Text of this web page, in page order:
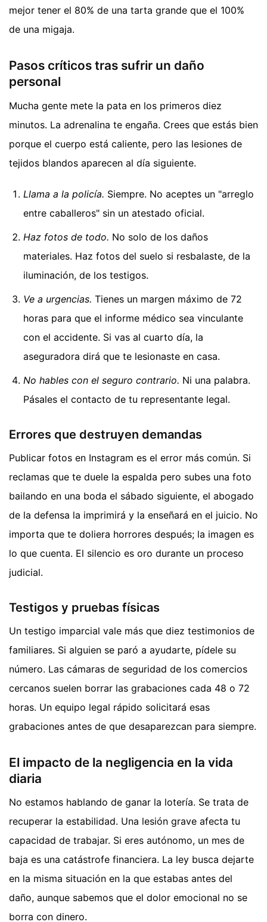
mejor tener el 80% de una tarta grande que el 100%
de una migaja.
Pasos críticos tras sufrir un daño
personal
Mucha gente mete la pata en los primeros diez
minutos. La adrenalina te engaña. Crees que estás bien
porque el cuerpo está caliente, pero las lesiones de
tejidos blandos aparecen al día siguiente.
Llama a la policía. Siempre. No aceptes un "arreglo
entre caballeros" sin un atestado oficial.
Haz fotos de todo. No solo de los daños
materiales. Haz fotos del suelo si resbalaste, de la
iluminación, de los testigos.
Ve a urgencias. Tienes un margen máximo de 72
horas para que el informe médico sea vinculante
con el accidente. Si vas al cuarto día, la
aseguradora dirá que te lesionaste en casa.
No hables con el seguro contrario. Ni una palabra.
Pásales el contacto de tu representante legal.
Errores que destruyen demandas
Publicar fotos en Instagram es el error más común. Si
reclamas que te duele la espalda pero subes una foto
bailando en una boda el sábado siguiente, el abogado
de la defensa la imprimirá y la enseñará en el juicio. No
importa que te doliera horrores después; la imagen es
lo que cuenta. El silencio es oro durante un proceso
judicial.
Testigos y pruebas físicas
Un testigo imparcial vale más que diez testimonios de
familiares. Si alguien se paró a ayudarte, pídele su
número. Las cámaras de seguridad de los comercios
cercanos suelen borrar las grabaciones cada 48 o 72
horas. Un equipo legal rápido solicitará esas
grabaciones antes de que desaparezcan para siempre.
El impacto de la negligencia en la vida
diaria
No estamos hablando de ganar la lotería. Se trata de
recuperar la estabilidad. Una lesión grave afecta tu
capacidad de trabajar. Si eres autónomo, un mes de
baja es una catástrofe financiera. La ley busca dejarte
en la misma situación en la que estabas antes del
daño, aunque sabemos que el dolor emocional no se
borra con dinero.